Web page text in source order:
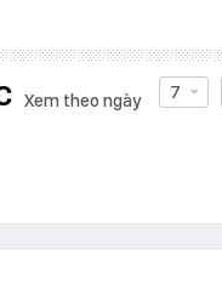
Xem theo ngày 7